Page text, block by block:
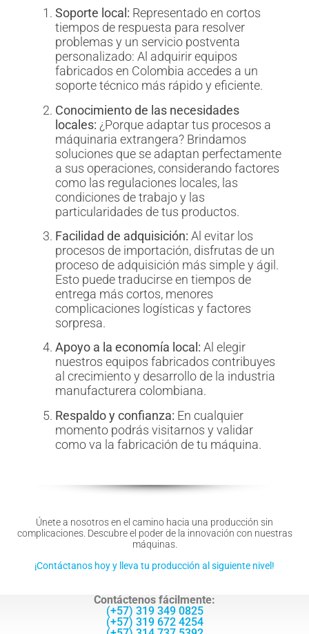
Soporte local: Representado en cortos
tiempos de respuesta para resolver
problemas y un servicio postventa
personalizado: Al adquirir equipos
fabricados en Colombia accedes a un
soporte técnico más rápido y eficiente.
Conocimiento de las necesidades
locales: ¿Porque adaptar tus procesos a
máquinaria extrangera? Brindamos
soluciones que se adaptan perfectamente
a sus operaciones, considerando factores
como las regulaciones locales, las
condiciones de trabajo y las
particularidades de tus productos.
Facilidad de adquisición: Al evitar los
procesos de importación, disfrutas de un
proceso de adquisición más simple y ágil.
Esto puede traducirse en tiempos de
entrega más cortos, menores
complicaciones logísticas y factores
sorpresa.
Apoyo a la economía local: Al elegir
nuestros equipos fabricados contribuyes
al crecimiento y desarrollo de la industria
manufacturera colombiana.
Respaldo y confianza: En cualquier
momento podrás visitarnos y validar
como va la fabricación de tu máquina.
Únete a nosotros en el camino hacia una producción sin
complicaciones. Descubre el poder de la innovación con nuestras
máquinas.
¡Contáctanos hoy y lleva tu producción al siguiente nivel!
Contáctenos fácilmente:
(+57) 319 349 0825
(+57) 319 672 4254